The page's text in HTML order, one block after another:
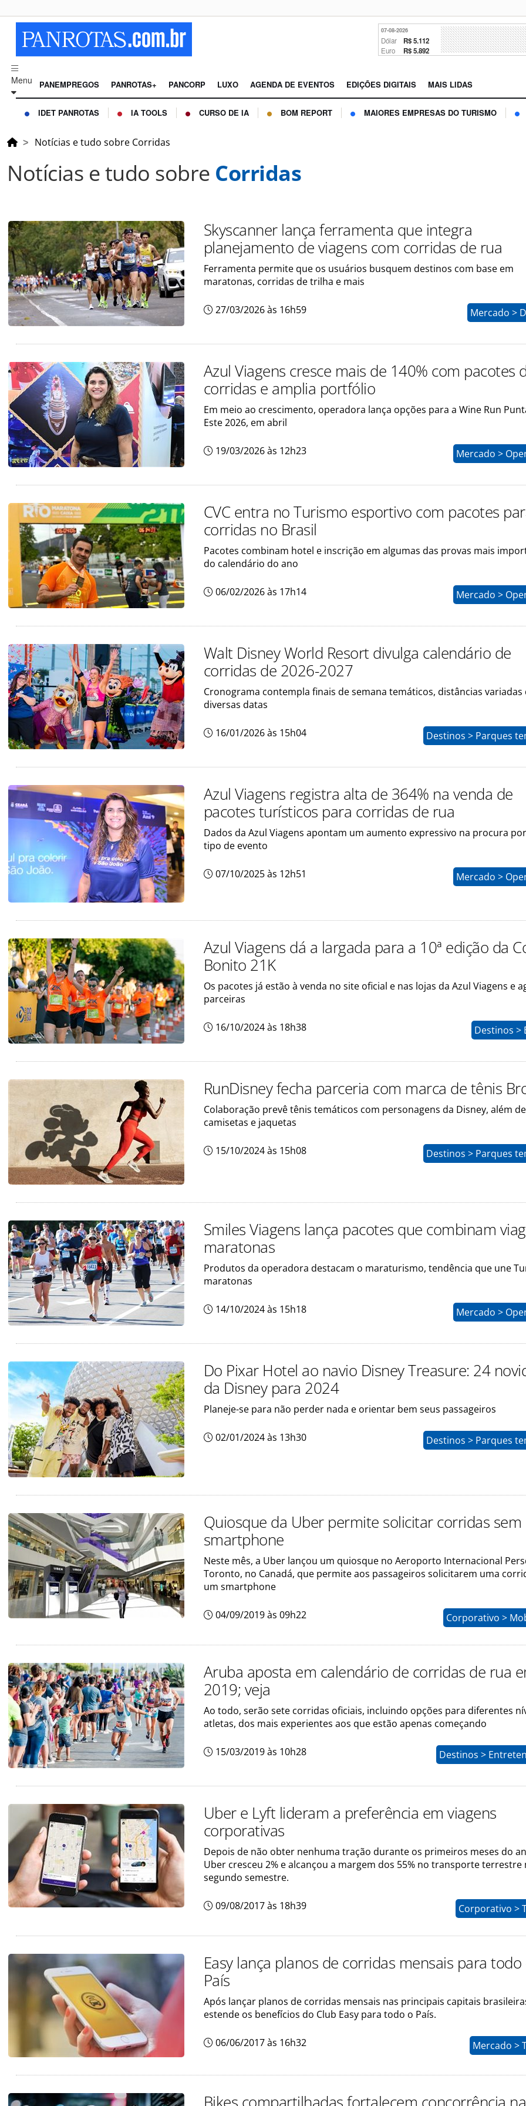
07-08-2026
Dólar R$ 5.112
Euro R$ 5.892
Menu PANEMPREGOS PANROTAS+ PANCORP LUXO AGENDA DE EVENTOS EDIÇÕES DIGITAIS MAIS LIDAS
IDET PANROTAS IA TOOLS CURSO DE IA BOM REPORT MAIORES EMPRESAS DO TURISMO
Notícias e tudo sobre Corridas
Notícias e tudo sobre Corridas
Skyscanner lança ferramenta que integra
planejamento de viagens com corridas de rua
Ferramenta permite que os usuários busquem destinos com base em
maratonas, corridas de trilha e mais
27/03/2026 às 16h59 Mercado >
Azul Viagens cresce mais de 140% com pacotes
corridas e amplia portfólio
Em meio ao crescimento, operadora lança opções para a Wine Run
Este 2026, em abril
19/03/2026 às 12h23 Mercado >
CVC entra no Turismo esportivo com pacotes
corridas no Brasil
Pacotes combinam hotel e inscrição em algumas das provas mais
do calendário do ano
06/02/2026 às 17h14 Mercado >
Walt Disney World Resort divulga calendário de
corridas de 2026-2027
Cronograma contempla finais de semana temáticos, distâncias variadas
diversas datas
16/01/2026 às 15h04 Destinos > Parques
Azul Viagens registra alta de 364% na venda de
pacotes turísticos para corridas de rua
Dados da Azul Viagens apontam um aumento expressivo na procura
tipo de evento
07/10/2025 às 12h51 Mercado >
Azul Viagens dá a largada para a 10ª edição da
Bonito 21K
Os pacotes já estão à venda no site oficial e nas lojas da Azul Viagens e
parceiras
16/10/2024 às 18h38 Destinos >
RunDisney fecha parceria com marca de tênis
Colaboração prevê tênis temáticos com personagens da Disney, além de
camisetas e jaquetas
15/10/2024 às 15h08 Destinos > Parques
Smiles Viagens lança pacotes que combinam
maratonas
Produtos da operadora destacam o maraturismo, tendência que une
maratonas
14/10/2024 às 15h18 Mercado >
Do Pixar Hotel ao navio Disney Treasure: 24
da Disney para 2024
Planeje-se para não perder nada e orientar bem seus passageiros
02/01/2024 às 13h30 Destinos > Parques
Quiosque da Uber permite solicitar corridas sem
smartphone
Neste mês, a Uber lançou um quiosque no Aeroporto Internacional
Toronto, no Canadá, que permite aos passageiros solicitarem uma
um smartphone
04/09/2019 às 09h22 Corporativo >
Aruba aposta em calendário de corridas de rua
2019; veja
Ao todo, serão sete corridas oficiais, incluindo opções para diferentes
atletas, dos mais experientes aos que estão apenas começando
15/03/2019 às 10h28 Destinos >
Uber e Lyft lideram a preferência em viagens
corporativas
Depois de não obter nenhuma tração durante os primeiros meses do
Uber cresceu 2% e alcançou a margem dos 55% no transporte terrestre
segundo semestre.
09/08/2017 às 18h39 Corporativo >
Easy lança planos de corridas mensais para todo
País
Após lançar planos de corridas mensais nas principais capitais
estende os benefícios do Club Easy para todo o País.
06/06/2017 às 16h32 Mercado >